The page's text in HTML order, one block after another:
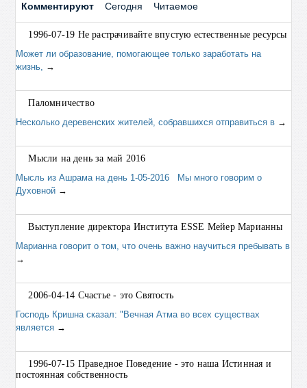
Комментируют Сегодня Читаемое
1996-07-19 Не растрачивайте впустую естественные ресурсы
Может ли образование, помогающее только заработать на
жизнь, →
Паломничество
Несколько деревенских жителей, собравшихся отправиться в →
Мысли на день за май 2016
Мысль из Ашрама на день 1-05-2016 Мы много говорим о
Духовной →
Выступление директора Института ESSE Мейер Марианны
Марианна говорит о том, что очень важно научиться пребывать в
→
2006-04-14 Счастье - это Святость
Господь Кришна сказал: "Вечная Атма во всех существах
является →
1996-07-15 Праведное Поведение - это наша Истинная и
постоянная собственность